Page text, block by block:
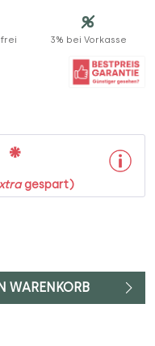
3% bei Vorkasse
*
gespart)
WARENKORB